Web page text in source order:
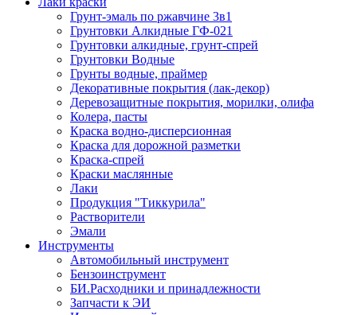
Грунт-эмаль по ржавчине 3в1
Грунтовки Алкидные ГФ-021
Грунтовки алкидные, грунт-спрей
Грунтовки Водные
Грунты водные, праймер
Декоративные покрытия (лак-декор)
Деревозащитные покрытия, морилки, олифа
Колера, пасты
Краска водно-дисперсионная
Краска для дорожной разметки
Краска-спрей
Краски маслянные
Лаки
Продукция "Тиккурила"
Растворители
Эмали
Инструменты
Автомобильный инструмент
Бензоинструмент
БИ.Расходники и принадлежности
Запчасти к ЭИ